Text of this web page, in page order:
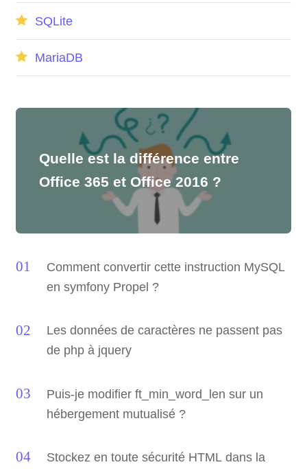
SQLite
MariaDB
Quelle est la différence entre
Office 365 et Office 2016 ?
Comment convertir cette instruction MySQL
en symfony Propel ?
Les données de caractères ne passent pas
de php à jquery
Puis-je modifier ft_min_word_len sur un
hébergement mutualisé ?
Stockez en toute sécurité HTML dans la